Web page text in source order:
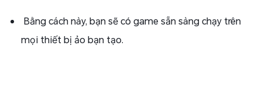
Bằng cách này, bạn sẽ có game sẵn sàng chạy trên
mọi thiết bị ảo bạn tạo.